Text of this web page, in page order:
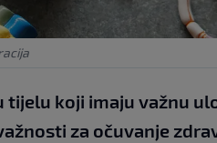
tijelu koji imaju važnu
za očuvanje